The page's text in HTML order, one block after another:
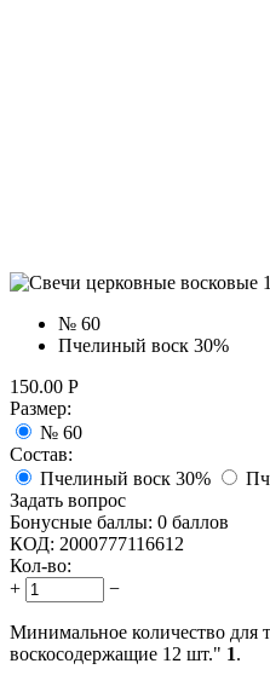
№ 60
Пчелиный воск 30%
150.00 Р
Размер:
№ 60
Состав:
Пчелиный воск 30%
Задать вопрос
Бонусные баллы: 0 баллов
КОД: 2000777116612
Кол-во:
+
−
Минимальное количество для
воскосодержащие 12 шт." 1.